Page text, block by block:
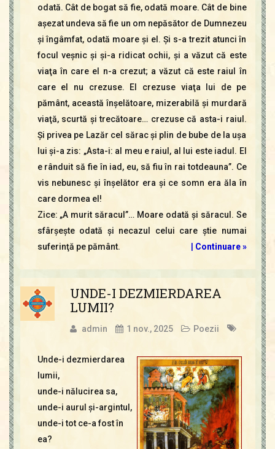
odată. Cât de bogat să fie, odată moare. Cât de bine
aşezat undeva să fie un om nepăsător de Dumnezeu
şi îngâmfat, odată moare şi el. Şi s-a trezit atunci în
focul veşnic şi şi-a ridicat ochii, şi a văzut că este
viaţa în care el n-a crezut; a văzut că este raiul în
care el nu crezuse. El crezuse viaţa lui de pe
pământ, această înşelătoare, mizerabilă şi murdară
viaţă, scurtă şi trecătoare… crezuse că asta-i raiul.
Şi privea pe Lazăr cel sărac şi plin de bube de la uşa
lui şi-a zis: „Asta-i: al meu e raiul, al lui este iadul. El
e rânduit să fie în iad, eu, să fiu în rai totdeauna”. Ce
vis nebunesc şi înşelător era şi ce somn era ăla în
care dormea el!
Zice: „A murit săracul”… Moare odată şi săracul. Se
sfârşeşte odată şi necazul celui care ştie numai
suferinţă pe pământ.
| Continuare »
UNDE-I DEZMIERDAREA
LUMII?
admin 1 nov., 2025 Poezii
Unde-i dezmierdarea
lumii,
unde-i nălucirea sa,
unde-i aurul şi-argintul,
unde-i tot ce-a fost în
ea?